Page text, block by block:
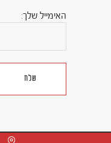
האימייל שלך: